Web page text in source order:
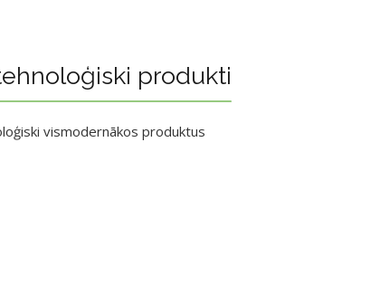
produkti
vismodernākos produktus